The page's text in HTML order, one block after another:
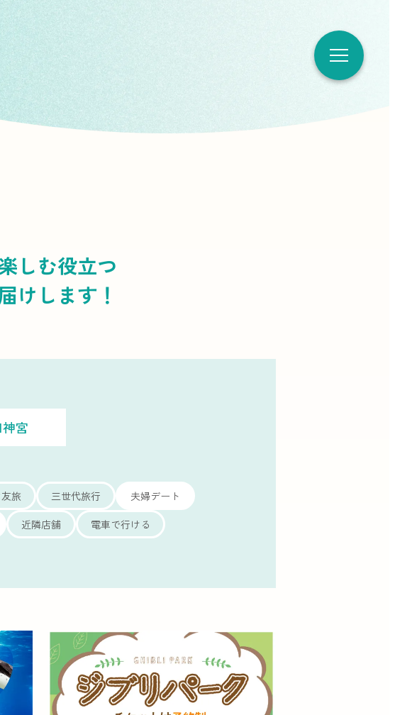
しむ役立つ
けします！
宮
旅 三世代旅行
夫婦デート
近隣店舗 電車で行ける